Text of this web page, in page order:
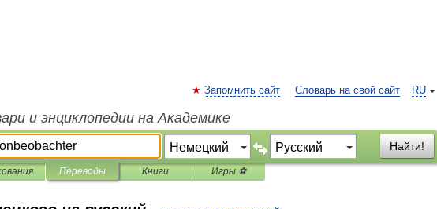
RU
Запомнить сайт Словарь на свой сайт
и энциклопедии на Академике
Найти!
Переводы Книги Игры ⚽